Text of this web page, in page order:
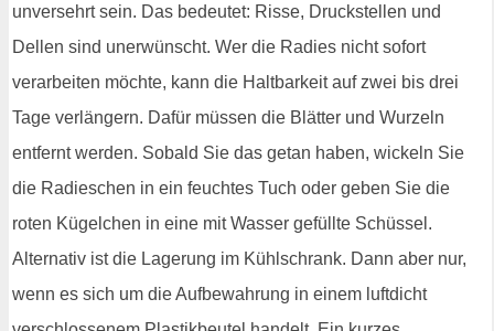
unversehrt sein. Das bedeutet: Risse, Druckstellen und
Dellen sind unerwünscht. Wer die Radies nicht sofort
verarbeiten möchte, kann die Haltbarkeit auf zwei bis drei
Tage verlängern. Dafür müssen die Blätter und Wurzeln
entfernt werden. Sobald Sie das getan haben, wickeln Sie
die Radieschen in ein feuchtes Tuch oder geben Sie die
roten Kügelchen in eine mit Wasser gefüllte Schüssel.
Alternativ ist die Lagerung im Kühlschrank. Dann aber nur,
wenn es sich um die Aufbewahrung in einem luftdicht